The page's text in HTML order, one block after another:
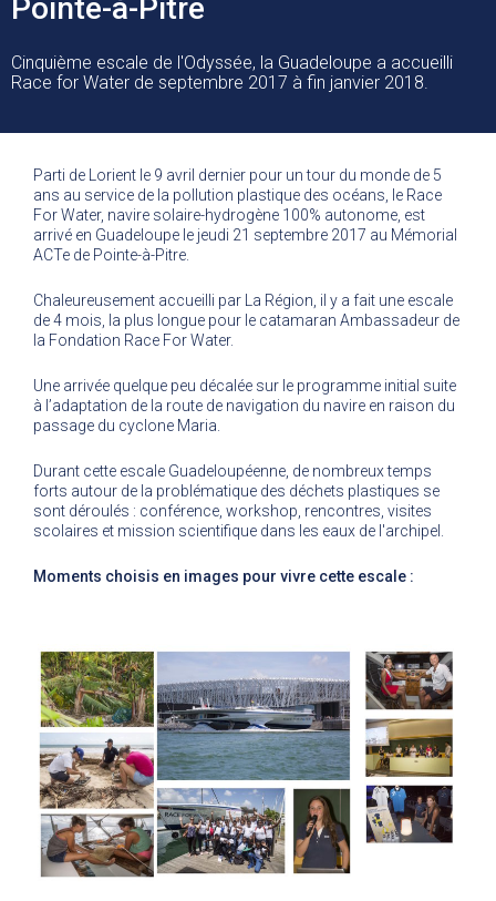
Pointe-à-Pitre
Cinquième escale de l'Odyssée, la Guadeloupe a accueilli
Race for Water de septembre 2017 à fin janvier 2018.
Parti de Lorient le 9 avril dernier pour un tour du monde de 5
ans au service de la pollution plastique des océans, le Race
For Water, navire solaire-hydrogène 100% autonome, est
arrivé en Guadeloupe le jeudi 21 septembre 2017 au Mémorial
ACTe de Pointe-à-Pitre.
Chaleureusement accueilli par La Région, il y a fait une escale
de 4 mois, la plus longue pour le catamaran Ambassadeur de
la Fondation Race For Water.
Une arrivée quelque peu décalée sur le programme initial suite
à l’adaptation de la route de navigation du navire en raison du
passage du cyclone Maria.
Durant cette escale Guadeloupéenne, de nombreux temps
forts autour de la problématique des déchets plastiques se
sont déroulés : conférence, workshop, rencontres, visites
scolaires et mission scientifique dans les eaux de l'archipel.
Moments choisis en images pour vivre cette escale :